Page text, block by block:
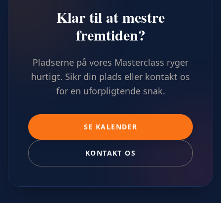
Klar til at mestre
fremtiden?
Pladserne på vores Masterclass ryger
hurtigt. Sikr din plads eller kontakt os
for en uforpligtende snak.
SE KALENDER
KONTAKT OS